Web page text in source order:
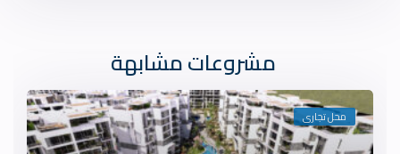
مشروعات مشابهة
محل تجارى